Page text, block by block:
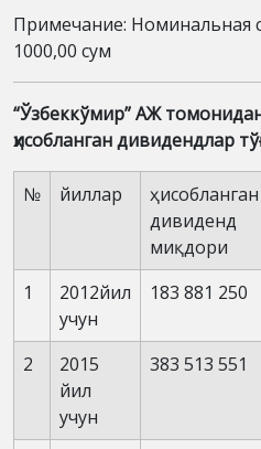
Примечание: Номинальная
1000,00 сум
“Ўзбеккўмир” АЖ
ҳисобланган дивидендлар
№ йиллар
ҳисобланган
дивиденд
миқдори
1
2012йил
учун
183 881 250
2
2015
йил
учун
383 513 551